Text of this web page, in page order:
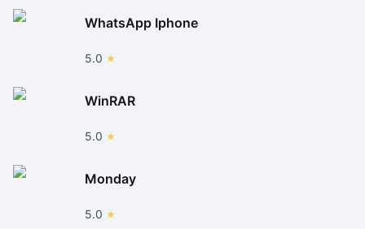
WhatsApp Iphone
5.0
WinRAR
5.0
Monday
5.0